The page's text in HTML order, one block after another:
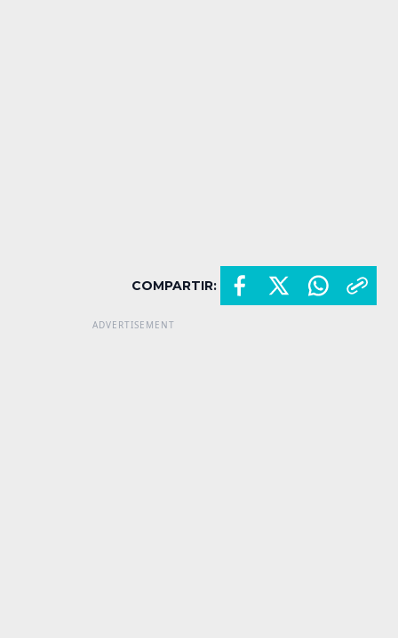
COMPARTIR: